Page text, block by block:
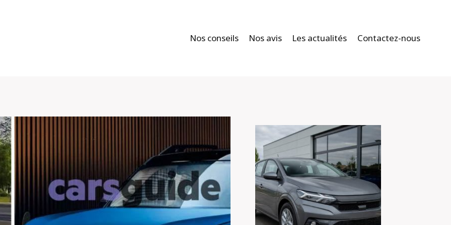
Nos conseils Nos avis Les actualités Contactez-nous